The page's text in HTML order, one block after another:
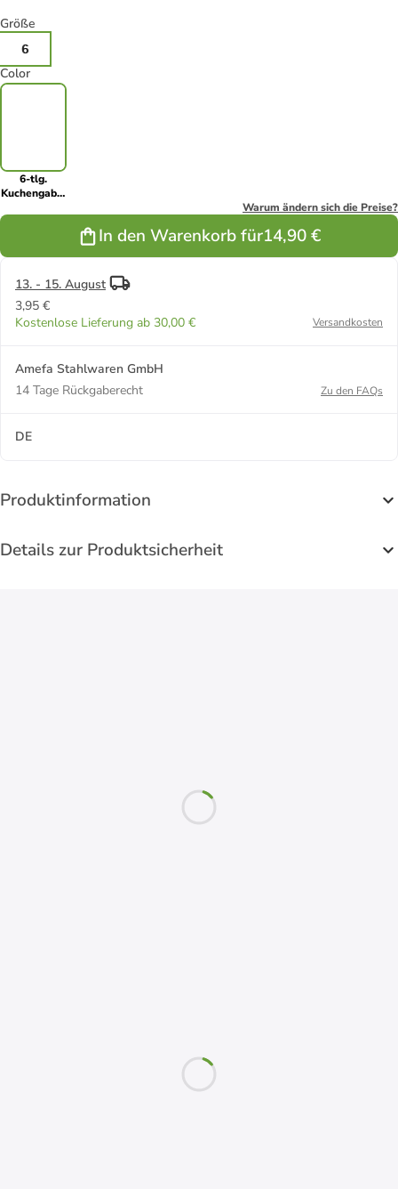
Größe
6
Color
6-tlg.
Kuchengabel
Warum ändern sich die Preise?
In den Warenkorb für14,90 €
13. - 15. August
3,95 €
Kostenlose Lieferung ab 30,00 €
Versandkosten
Amefa Stahlwaren GmbH
14 Tage Rückgaberecht
Zu den FAQs
DE
Produktinformation
Details zur Produktsicherheit